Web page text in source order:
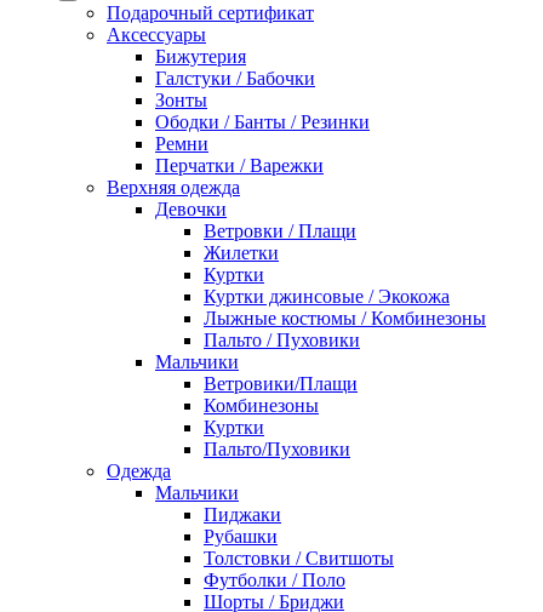
Подарочный сертификат
Аксессуары
Бижутерия
Галстуки / Бабочки
Зонты
Ободки / Банты / Резинки
Ремни
Перчатки / Варежки
Верхняя одежда
Девочки
Ветровки / Плащи
Жилетки
Куртки
Куртки джинсовые / Экокожа
Лыжные костюмы / Комбинезоны
Пальто / Пуховики
Мальчики
Ветровики/Плащи
Комбинезоны
Куртки
Пальто/Пуховики
Одежда
Мальчики
Пиджаки
Рубашки
Толстовки / Свитшоты
Футболки / Поло
Шорты / Бриджи